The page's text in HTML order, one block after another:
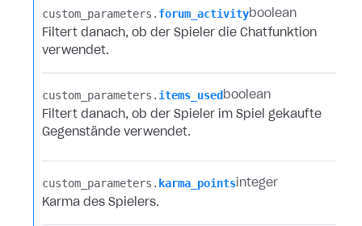
custom_parameters.​ forum_activityboolean
Filtert danach, ob der Spieler die Chatfunktion
verwendet.
custom_parameters.​ items_used boolean
Filtert danach, ob der Spieler im Spiel gekaufte
Gegenstände verwendet.
custom_parameters.​ karma_points integer
Karma des Spielers.